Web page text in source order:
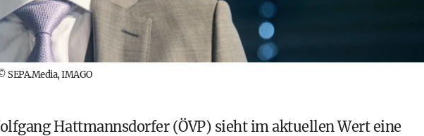
SEPA.Media, IMAGO
Hattmannsdorfer (ÖVP) sieht im aktuellen Wert eine